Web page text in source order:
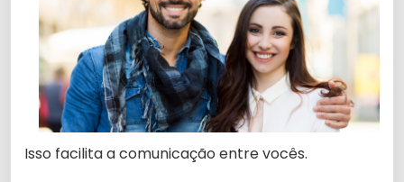
Isso facilita a comunicação entre vocês.